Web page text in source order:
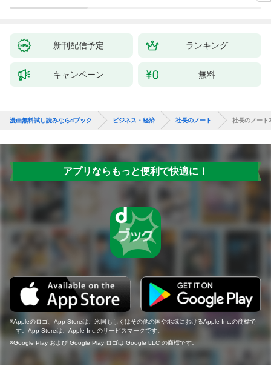
新刊配信予定 ランキング
キャンペーン 無料
漫画無料試し読みならdブック ビジネス・経済 社長のノート 社長のノー
アプリならもっと便利で快適に！
Appleのロゴ、App Storeは、米国もしくはその他の国や地域におけるApple Inc.の商標で
す。App Storeは、Apple Inc.のサービスマークです。
Google Play および Google Play ロゴは Google LLC の商標です。